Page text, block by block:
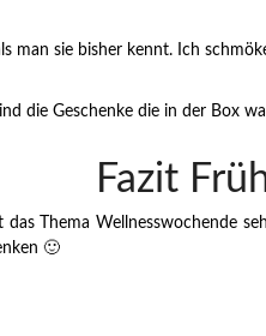
sie bisher kennt. Ich
die Geschenke die in der Box
Fazit
Thema Wellnesswochende
🙂